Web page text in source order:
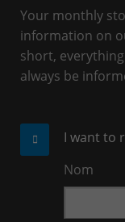
Your monthly
information on
short,
always be
I want to
Nom